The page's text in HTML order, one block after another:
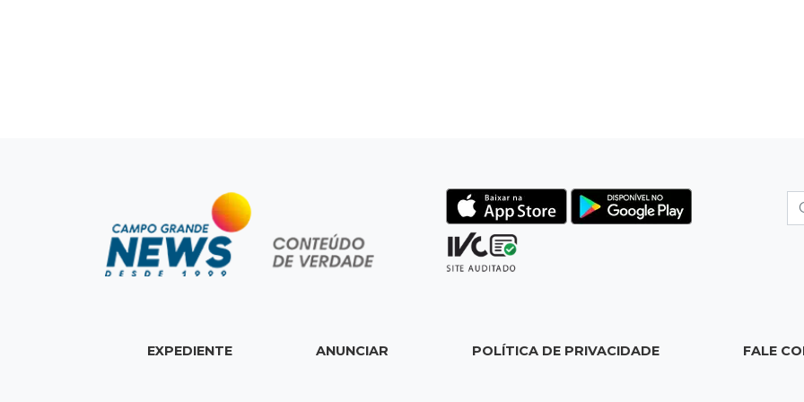
EXPEDIENTE ANUNCIAR POLÍTICA DE PRIVACIDADE FALE